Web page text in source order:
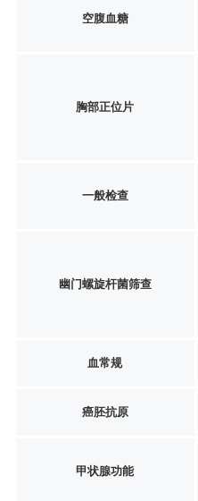
空腹血糖
胸部正位片
一般检查
幽门螺旋杆菌筛查
血常规
癌胚抗原
甲状腺功能